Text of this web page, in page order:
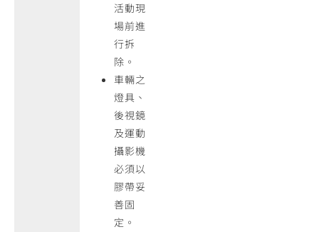
活動現
場前進
行拆
除。
車輛之
燈具、
後視鏡
及運動
攝影機
必須以
膠帶妥
善固
定。